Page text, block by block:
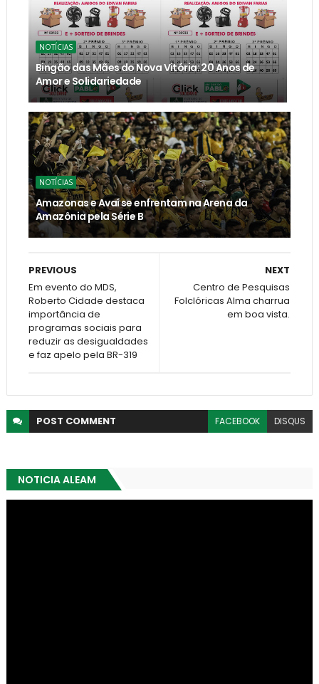
NOTÍCIAS
Bingão das Mães do Nova Vitória: 20 Anos de
Amor e Solidariedade
NOTÍCIAS
Amazonas e Avaí se enfrentam na Arena da
Amazônia pela Série B
NEXT
Centro de Pesquisas
Folclóricas Alma charrua
em boa vista.
PREVIOUS
Em evento do MDS,
Roberto Cidade destaca
importância de
programas sociais para
reduzir as desigualdades
e faz apelo pela BR-319
POST COMMENT FACEBOOK DISQUS
NOTICIA ALEAM